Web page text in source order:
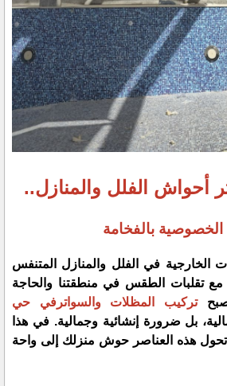
أحواش الفلل والمنازل..
بالفخامة
الخارجية في الفلل والمنازل المتنفس
مع تقلبات الطقس في منطقتنا والحاجة
تركيب المظلات والسواترفي حي
بل ضرورة إنشائية وجمالية. في هذا
هذه العناصر حوش منزلك إلى واحة